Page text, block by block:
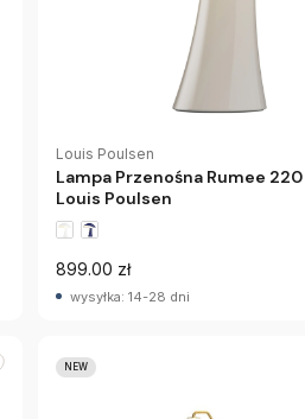
Louis Poulsen
Lampa Przenośna Rumee 220
Louis Poulsen
899.00 zł
wysyłka: 14-28 dni
NEW